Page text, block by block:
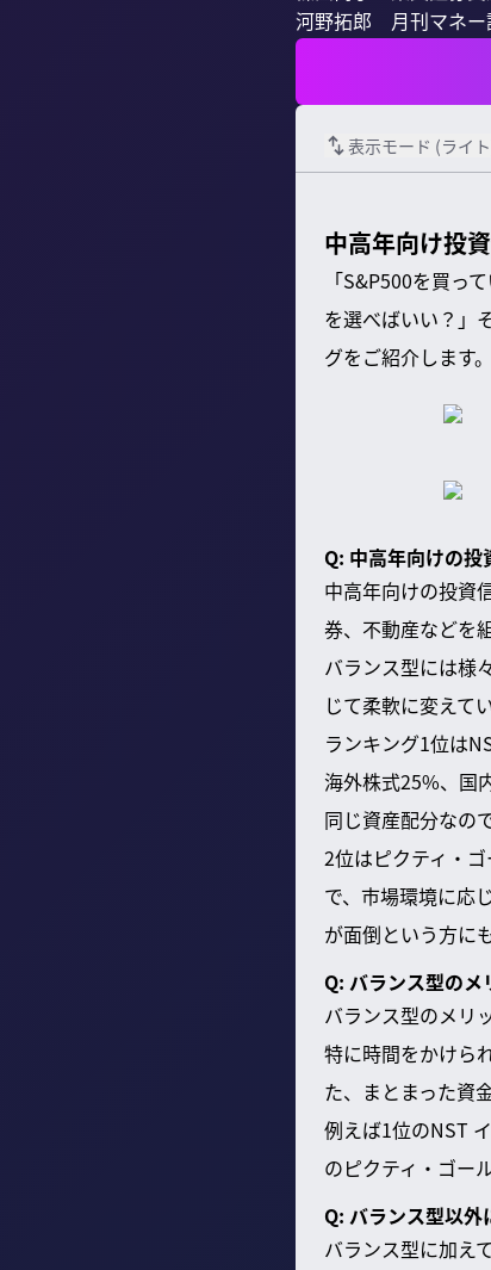
河野拓郎　月刊マネ
表示モード (ライト
中高年向け投
「S&P500を買っ
を選べばいい？」
グをご紹介します。
Q: 中高年向けの投
中高年向けの投資
券、不動産などを
バランス型には様
じて柔軟に変えて
ランキング1位は
海外株式25%、国
同じ資産配分なの
2位はピクティ・
で、市場環境に応
が面倒という方に
Q: バランス型のメ
バランス型のメリ
特に時間をかけら
た、まとまった資
例えば1位のNST
のピクティ・ゴー
Q: バランス型以外
バランス型に加え